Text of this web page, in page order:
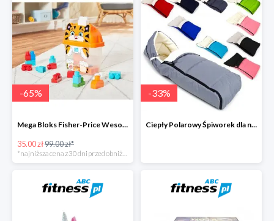
-65%
Mega Bloks Fisher-Price Wesoły Tygrysek
35.00 zł99.00 zł*
*najniższa cena z 30 dni przed obniżką
-33%
Ciepły Polarowy Śpiworek dla niemowląt